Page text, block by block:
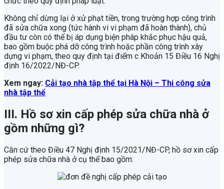
Không chỉ dừng lại ở xử phạt tiền, trong trường hợp công trình
đã sửa chữa xong (tức hành vi vi phạm đã hoàn thành), chủ
đầu tư còn có thể bị áp dụng biện pháp khắc phục hậu quả,
bao gồm buộc phá dỡ công trình hoặc phần công trình xây
dựng vi phạm, theo quy định tại điểm c Khoản 15 Điều 16 Nghị
định 16/2022/NĐ-CP.
Xem ngay: Cải tạo nhà tập thể tại Hà Nội – Thi công sửa
nhà tập thể
III. Hồ sơ xin cấp phép sửa chữa nhà ở
gồm những gì?
Căn cứ theo Điều 47 Nghị định 15/2021/NĐ-CP, hồ sơ xin cấp
phép sửa chữa nhà ở cụ thể bao gồm: